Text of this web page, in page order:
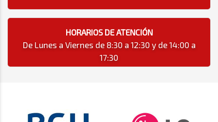
HORARIOS DE ATENCIÓN
De Lunes a Viernes de 8:30 a 12:30 y de 14:00 a
17:30